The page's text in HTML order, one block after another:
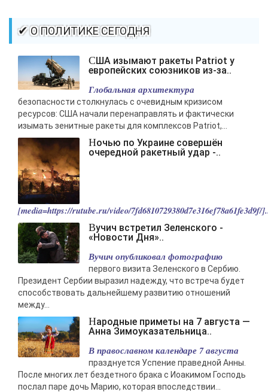
✔ О ПОЛИТИКЕ СЕГОДНЯ
США изымают ракеты Patriot у
европейских союзников из-за..
Глобальная архитектура
безопасности столкнулась с очевидным кризисом
ресурсов: США начали перенаправлять и фактически
изымать зенитные ракеты для комплексов Patriot,...
Ночью по Украине совершён
очередной ракетный удар -..
[media=https://rutube.ru/video/7fd6810729380d7e316ef78a61fe3d9f/
Вучич встретил Зеленского -
«Новости Дня»..
Вучич опубликовал фотографию
первого визита Зеленского в Сербию.
Президент Сербии выразил надежду, что встреча будет
способствовать дальнейшему развитию отношений
между...
Народные приметы на 7 августа —
Анна Зимоуказательница..
В православном календаре 7 августа
празднуется Успение праведной Анны.
После многих лет бездетного брака с Иоакимом Господь
послал паре дочь Марию, которая впоследствии...